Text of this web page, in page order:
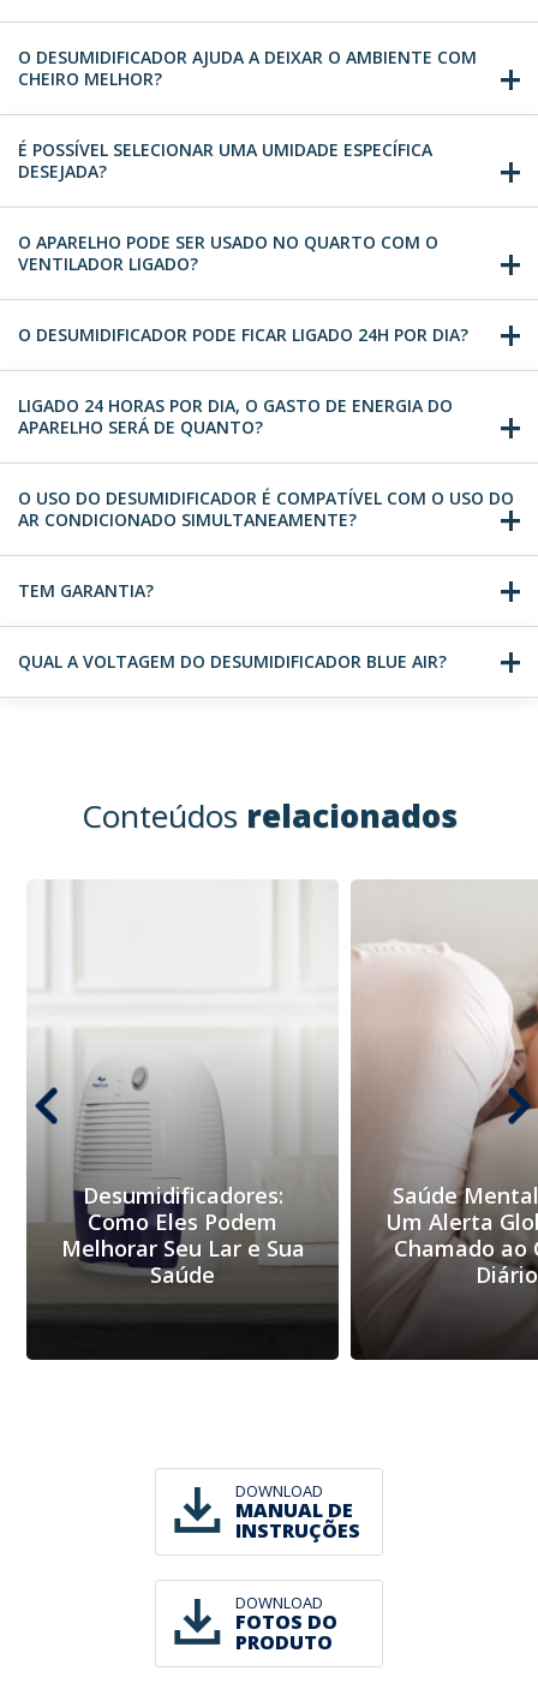
O DESUMIDIFICADOR AJUDA A DEIXAR O AMBIENTE COM
CHEIRO MELHOR?
É POSSÍVEL SELECIONAR UMA UMIDADE ESPECÍFICA
DESEJADA?
O APARELHO PODE SER USADO NO QUARTO COM O
VENTILADOR LIGADO?
O DESUMIDIFICADOR PODE FICAR LIGADO 24H POR DIA?
LIGADO 24 HORAS POR DIA, O GASTO DE ENERGIA DO
APARELHO SERÁ DE QUANTO?
O USO DO DESUMIDIFICADOR É COMPATÍVEL COM O USO DO
AR CONDICIONADO SIMULTANEAMENTE?
TEM GARANTIA?
QUAL A VOLTAGEM DO DESUMIDIFICADOR BLUE AIR?
Conteúdos relacionados
Desumidificadores:
Como Eles Podem
Melhorar Seu Lar e Sua
Saúde
Saúde
Um Alerta
Chamado ao
Diário
DOWNLOAD
MANUAL DE
INSTRUÇÕES
DOWNLOAD
FOTOS DO
PRODUTO